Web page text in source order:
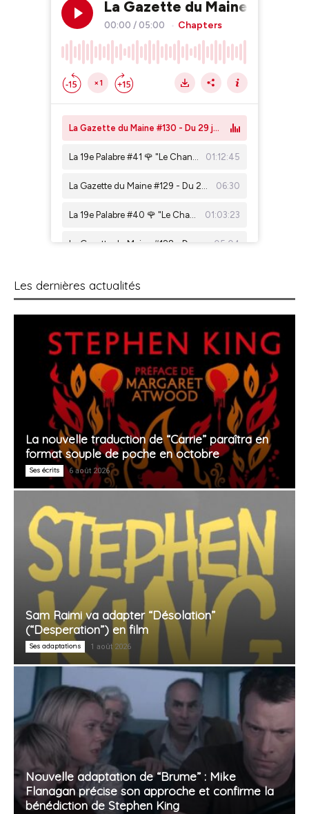
Les dernières actualités
La nouvelle traduction de “Carrie” paraîtra en
format souple de poche en octobre
Ses écrits 6 août 2026
Sam Raimi va adapter “Désolation”
(“Desperation”) en film
Ses adaptations 1 août 2026
Nouvelle adaptation de “Brume” : Mike
Flanagan précise son approche et confirme la
bénédiction de Stephen King